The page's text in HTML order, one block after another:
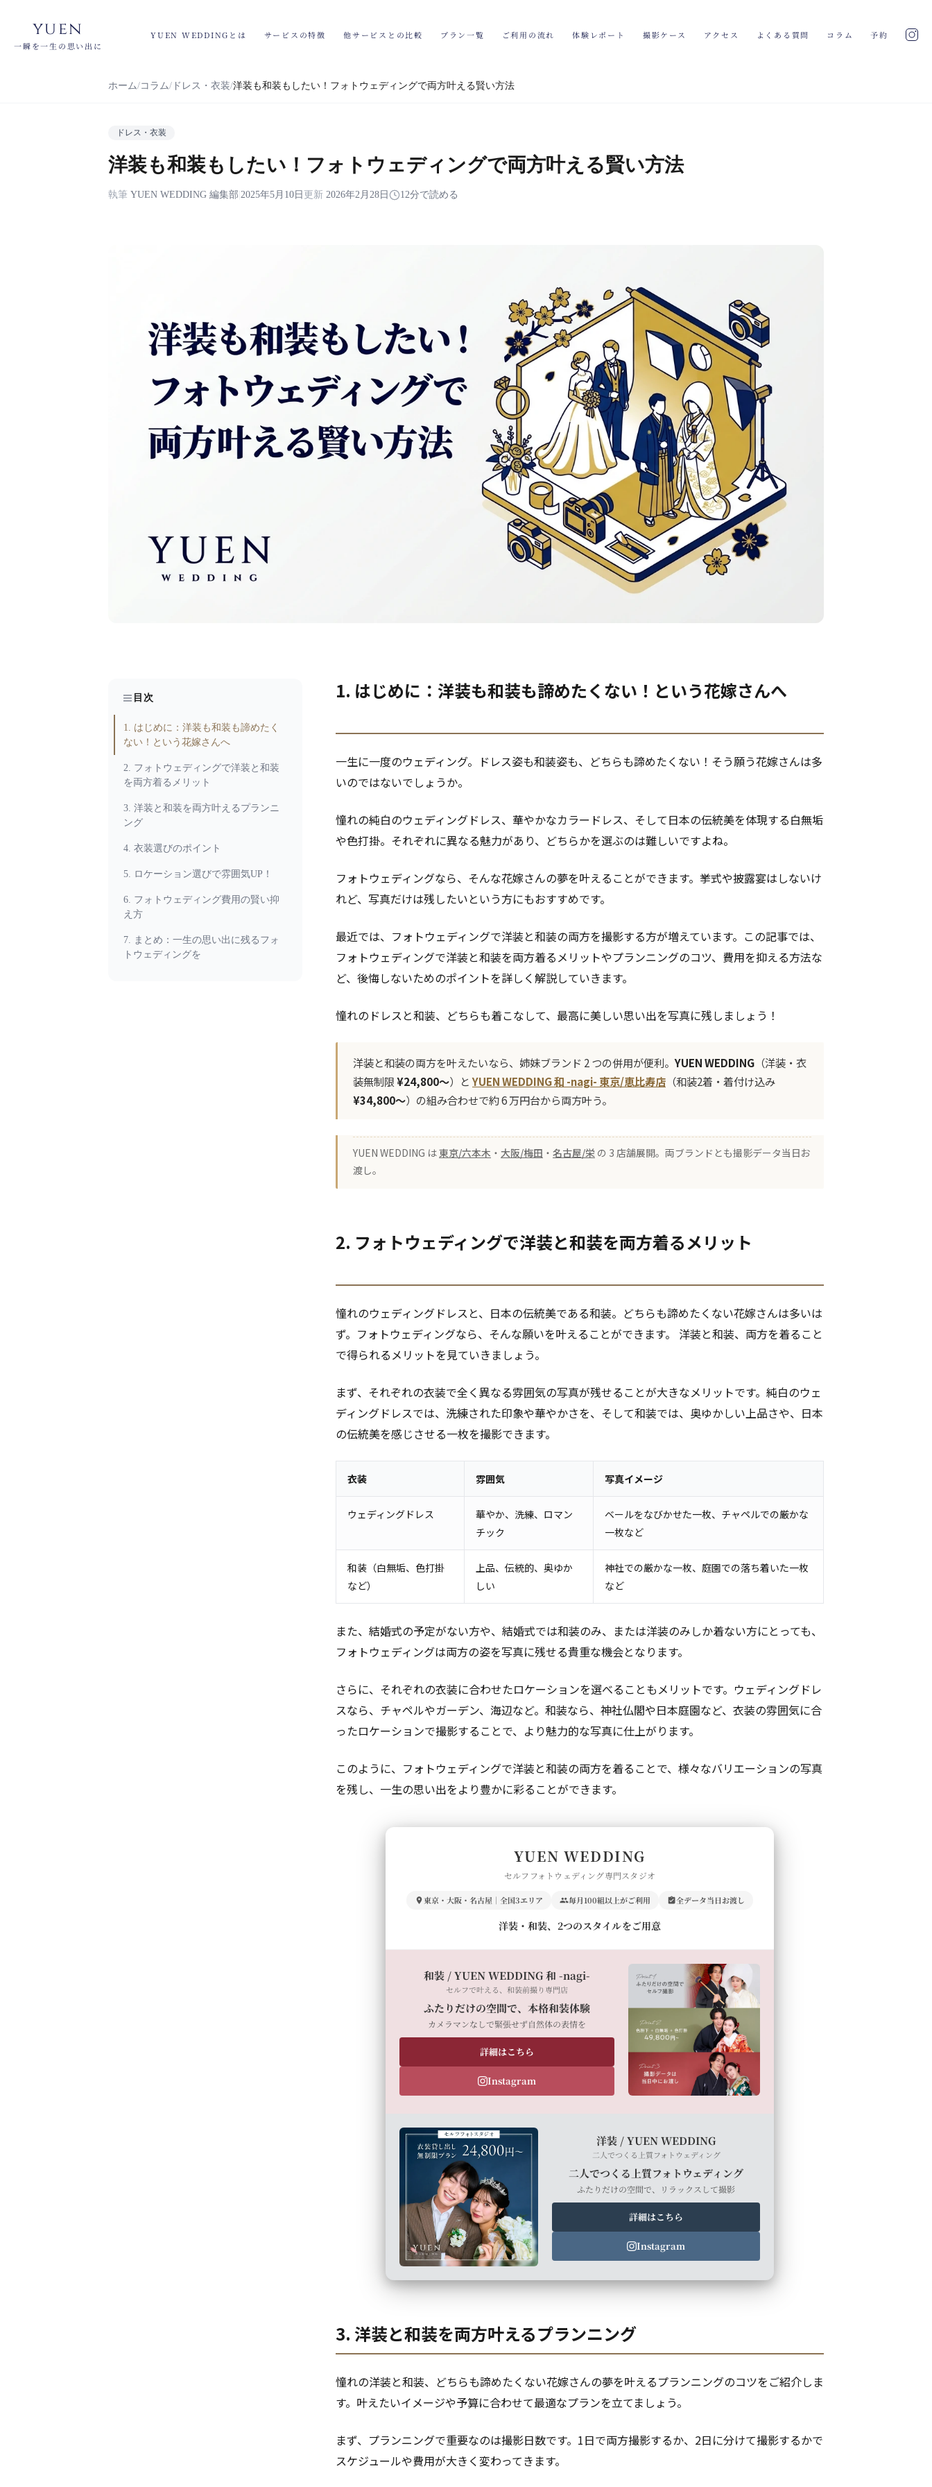
yuen
一瞬を一生の思い出に
YUEN WEDDINGとは サービスの特徴 他サービスとの比較 プラン一覧 ご利用の流れ 体験レポート 撮影ケース アクセス よくある質問 コラム 予約
ホーム コラム ドレス・衣装 洋装も和装もしたい！フォトウェディングで両方叶える賢い方法
ドレス・衣装
洋装も和装もしたい！フォトウェディングで両方叶える賢い方法
執筆 YUEN WEDDING 編集部 2025年5月10日 更新 2026年2月28日 12分で読める
目次
1. はじめに：洋装も和装も諦めたく
ない！という花嫁さんへ
2. フォトウェディングで洋装と和装
を両方着るメリット
3. 洋装と和装を両方叶えるプランニ
ング
4. 衣装選びのポイント
5. ロケーション選びで雰囲気UP！
6. フォトウェディング費用の賢い抑
え方
7. まとめ：一生の思い出に残るフォ
トウェディングを
1. はじめに：洋装も和装も諦めたくない！という花嫁さんへ
一生に一度のウェディング。ドレス姿も和装姿も、どちらも諦めたくない！そう願う花嫁さんは多
いのではないでしょうか。
憧れの純白のウェディングドレス、華やかなカラードレス、そして日本の伝統美を体現する白無垢
や色打掛。それぞれに異なる魅力があり、どちらかを選ぶのは難しいですよね。
フォトウェディングなら、そんな花嫁さんの夢を叶えることができます。挙式や披露宴はしないけ
れど、写真だけは残したいという方にもおすすめです。
最近では、フォトウェディングで洋装と和装の両方を撮影する方が増えています。この記事では、
フォトウェディングで洋装と和装を両方着るメリットやプランニングのコツ、費用を抑える方法な
ど、後悔しないためのポイントを詳しく解説していきます。
憧れのドレスと和装、どちらも着こなして、最高に美しい思い出を写真に残しましょう！
洋装と和装の両方を叶えたいなら、姉妹ブランド 2 つの併用が便利。YUEN WEDDING （洋装・衣
装無制限¥24,800〜）とYUEN WEDDING 和 -nagi- 東京/恵比寿店 （和装2着・着付け込み
¥34,800〜）の組み合わせで約 6 万円台から両方叶う。
YUEN WEDDING は東京/六本木 ・ 大阪/梅田 ・ 名古屋/栄 の 3 店舗展開。両ブランドとも撮影データ当日お
渡し。
2. フォトウェディングで洋装と和装を両方着るメリット
憧れのウェディングドレスと、日本の伝統美である和装。どちらも諦めたくない花嫁さんは多いは
ず。フォトウェディングなら、そんな願いを叶えることができます。 洋装と和装、両方を着ること
で得られるメリットを見ていきましょう。
まず、それぞれの衣装で全く異なる雰囲気の写真が残せることが大きなメリットです。純白のウェ
ディングドレスでは、洗練された印象や華やかさを、そして和装では、奥ゆかしい上品さや、日本
の伝統美を感じさせる一枚を撮影できます。
衣装 雰囲気 写真イメージ
ウェディングドレス
華やか、洗練、ロマン
チック
ベールをなびかせた一枚、チャペルでの厳かな
一枚など
和装（白無垢、色打掛
など）
上品、伝統的、奥ゆか
しい
神社での厳かな一枚、庭園での落ち着いた一枚
など
また、結婚式の予定がない方や、結婚式では和装のみ、または洋装のみしか着ない方にとっても、
フォトウェディングは両方の姿を写真に残せる貴重な機会となります。
さらに、それぞれの衣装に合わせたロケーションを選べることもメリットです。ウェディングドレ
スなら、チャペルやガーデン、海辺など。和装なら、神社仏閣や日本庭園など、衣装の雰囲気に合
ったロケーションで撮影することで、より魅力的な写真に仕上がります。
このように、フォトウェディングで洋装と和装の両方を着ることで、様々なバリエーションの写真
を残し、一生の思い出をより豊かに彩ることができます。
YUEN WEDDING
セルフフォトウェディング専門スタジオ
東京・大阪・名古屋｜全国3エリア 毎月100組以上がご利用 全データ当日お渡し
洋装・和装、2つのスタイルをご用意
和装 / YUEN WEDDING 和 -nagi-
セルフで叶える、和装前撮り専門店
ふたりだけの空間で、本格和装体験
カメラマンなしで緊張せず自然体の表情を
詳細はこちら
Instagram
洋装 / YUEN WEDDING
二人でつくる上質フォトウェディング
二人でつくる上質フォトウェディング
ふたりだけの空間で、リラックスして撮影
詳細はこちら
Instagram
3. 洋装と和装を両方叶えるプランニング
憧れの洋装と和装、どちらも諦めたくない花嫁さんの夢を叶えるプランニングのコツをご紹介しま
す。叶えたいイメージや予算に合わせて最適なプランを立てましょう。
まず、プランニングで重要なのは撮影日数です。1日で両方撮影するか、2日に分けて撮影するかで
スケジュールや費用が大きく変わってきます。